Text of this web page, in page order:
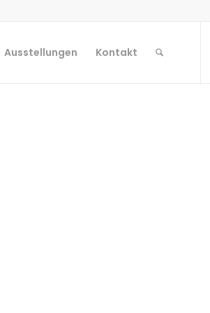
Ausstellungen Kontakt